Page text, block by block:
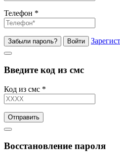
Телефон *
Забыли пароль? Войти
Введите код из смс
Код из смс *
Отправить
Восстановление пароля